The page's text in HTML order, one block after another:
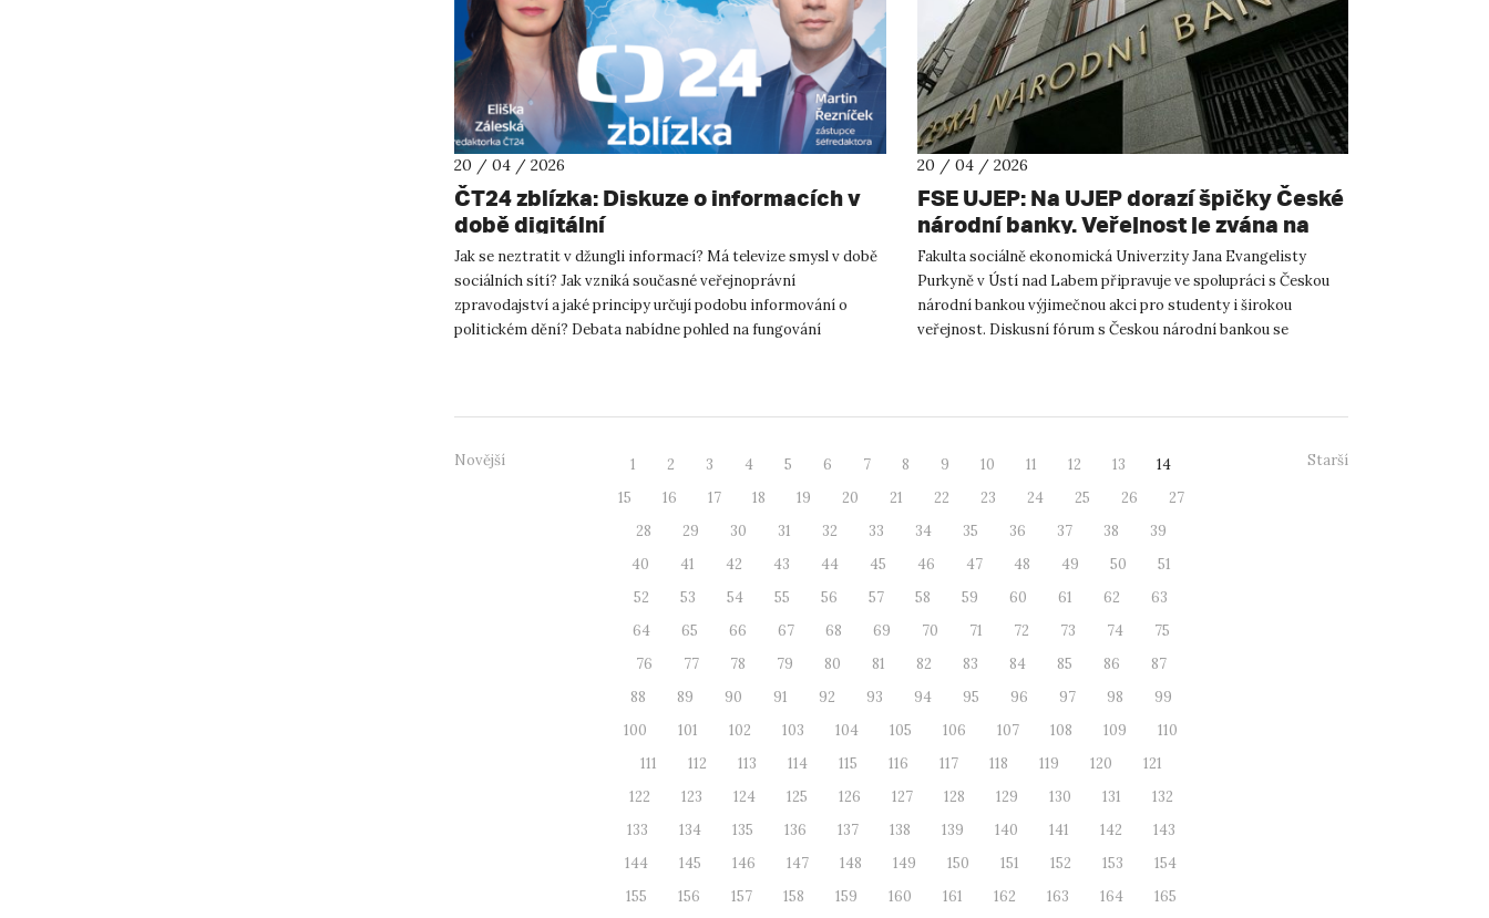
20 / 04 / 2026
ČT24 zblízka: Diskuze o informacích v
době digitální
Jak se neztratit v džungli informací? Má televize smysl v době
sociálních sítí? Jak vzniká současné veřejnoprávní
zpravodajství a jaké principy určují podobu informování o
politickém dění? Debata nabídne pohled na fungování
20 / 04 / 2026
FSE UJEP: Na UJEP dorazí špičky České
národní banky. Veřejnost je zvána na
diskusní fórum
Fakulta sociálně ekonomická Univerzity Jana Evangelisty
Purkyně v Ústí nad Labem připravuje ve spolupráci s Českou
národní bankou výjimečnou akci pro studenty i širokou
veřejnost. Diskusní fórum s Českou národní bankou se
Novější 1 2 3 4 5 6 7 8 9 10 11 12 13
14
15
16 17 18 19 20 21 22 23 24 25 26
27
28
29 30 31 32 33 34 35 36 37 38
39
40
41 42 43 44 45 46 47 48 49 50
51
52
53 54 55 56 57 58 59 60 61 62
63
64
65 66 67 68 69 70 71 72 73 74
75
76
77 78 79 80 81 82 83 84 85 86
87
88
89 90 91 92 93 94 95 96 97 98
99
100
101 102 103 104 105 106 107 108 109
110
111
112 113 114 115 116 117 118 119 120
121
122
123 124 125 126 127 128 129 130 131
132
133
134 135 136 137 138 139 140 141 142
143
144
145 146 147 148 149 150 151 152 153
154
155
156 157 158 159 160 161 162 163 164
165
Starší